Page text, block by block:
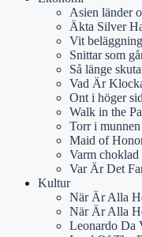
Asien länder
Äkta Silver
Vit
Snittar som
Så länge
Vad Är
Ont i höger
Walk in the
Torr i
Maid of
Varm choklad
Var Är Det
Kultur
När Är Alla
När Är Alla
Leonardo Da